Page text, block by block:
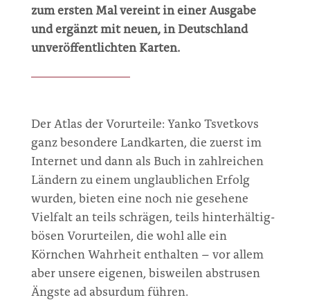
zum ersten Mal vereint in einer Ausgabe
und ergänzt mit neuen, in Deutschland
unveröffentlichten Karten.
Der Atlas der Vorurteile: Yanko Tsvetkovs
ganz besondere Landkarten, die zuerst im
Internet und dann als Buch in zahlreichen
Ländern zu einem unglaublichen Erfolg
wurden, bieten eine noch nie gesehene
Vielfalt an teils schrägen, teils hinterhältig-
bösen Vorurteilen, die wohl alle ein
Körnchen Wahrheit enthalten – vor allem
aber unsere eigenen, bisweilen abstrusen
Ängste ad absurdum führen.